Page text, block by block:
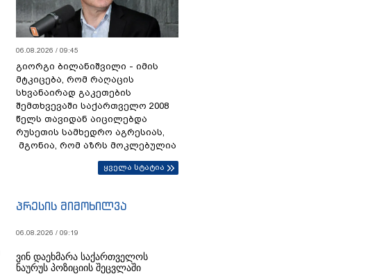
06.08.2026 / 09:45
გიორგი ბილანიშვილი - იმის
მტკიცება, რომ რაღაცის
სხვანაირად გაკეთების
შემთხვევაში საქართველო 2008
წელს თავიდან აიცილებდა
რუსეთის სამხედრო აგრესიას,
მგონია, რომ აზრს მოკლებულია
ყველა სტატია
პრესის მიმოხილვა
06.08.2026 / 09:19
ვინ დაეხმარა საქართველოს
ნაურუს პოზიციის შეცვლაში